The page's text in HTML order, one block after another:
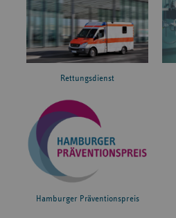
Rettungsdienst
Hamburger Präventionspreis